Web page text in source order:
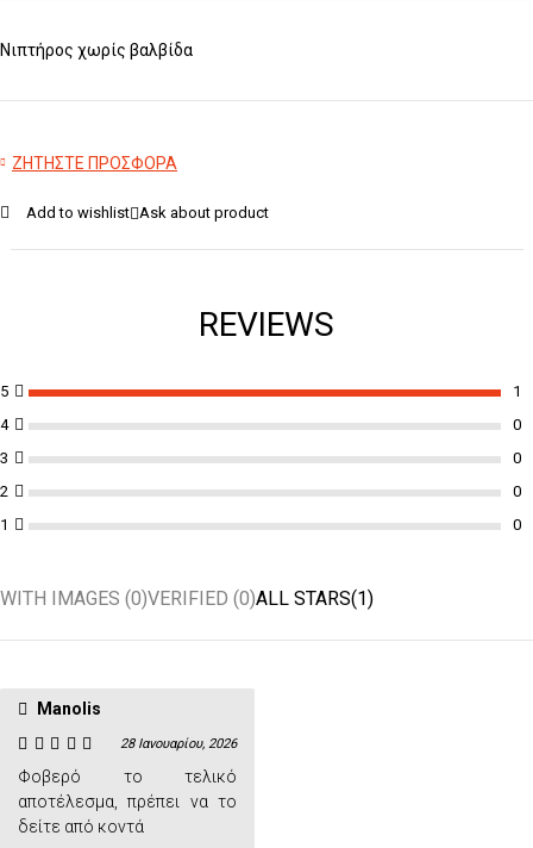
Νιπτήρος χωρίς βαλβίδα
ΖΗΤΗΣΤΕ ΠΡΟΣΦΟΡΑ
Add to wishlist Ask about product
REVIEWS
5
1
4
0
3
0
2
0
1
0
WITH IMAGES (0)VERIFIED (0)ALL STARS(1)
Μanolis
28 Ιανουαρίου, 2026
Φοβερό το τελικό
αποτέλεσμα, πρέπει να το
δείτε από κοντά